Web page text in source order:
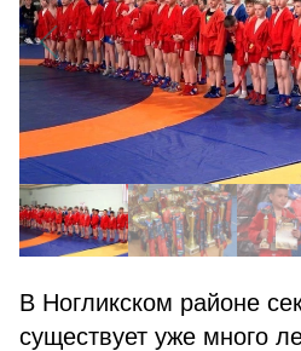
В Ногликском районе
существует уже много